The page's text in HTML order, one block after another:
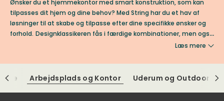
Ønsker du et hjemmekontor med smart konstruktion, som kan
tilpasses dit hjem og dine behov? Med String har du et hav af
løsninger til at skabe og tilpasse efter dine specifikke ønsker og
forhold. Designklassikeren fås i færdige kombinationer, men også
kontor til et sted for fokustid, rekreation og uendelig kreativitet.
Læs mere
Arbejdsplads og Kontor Uderum og Outdoor